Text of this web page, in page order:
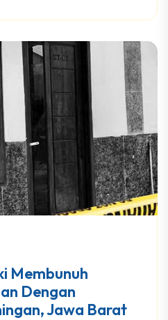
Membunuh
Dengan
Jawa Barat